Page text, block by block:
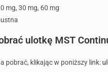
mg, 30 mg, 60 mg
ulotkę MST
pobrać, klikając w poniższy link: